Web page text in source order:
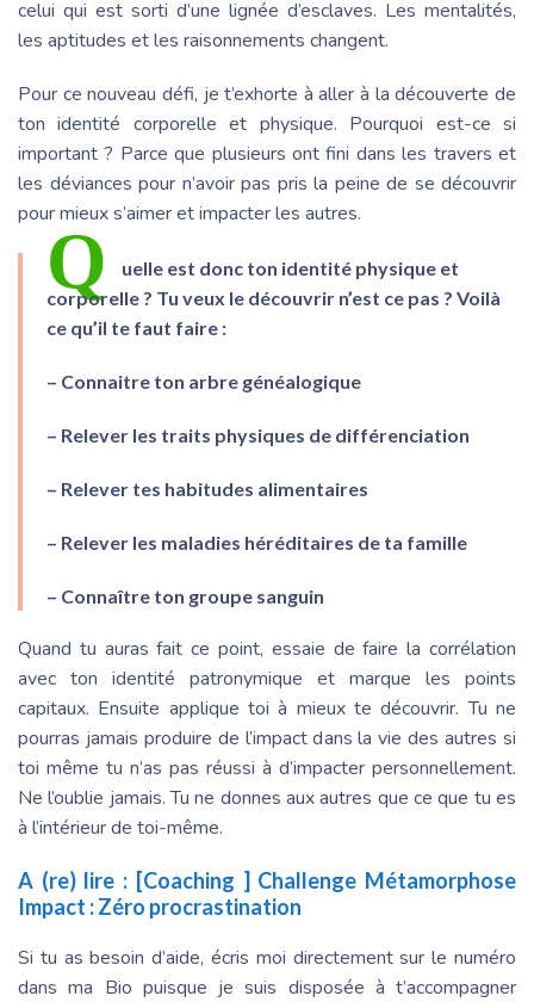
celui qui est sorti d’une lignée d’esclaves. Les mentalités,
les aptitudes et les raisonnements changent.
Pour ce nouveau défi, je t’exhorte à aller à la découverte de
ton identité corporelle et physique. Pourquoi est-ce si
important ? Parce que plusieurs ont fini dans les travers et
les déviances pour n’avoir pas pris la peine de se découvrir
pour mieux s’aimer et impacter les autres.
Q
uelle est donc ton identité physique et
corporelle ? Tu veux le découvrir n’est ce pas ? Voilà
ce qu’il te faut faire :
– Connaitre ton arbre généalogique
– Relever les traits physiques de différenciation
– Relever tes habitudes alimentaires
– Relever les maladies héréditaires de ta famille
– Connaître ton groupe sanguin
Quand tu auras fait ce point, essaie de faire la corrélation
avec ton identité patronymique et marque les points
capitaux. Ensuite applique toi à mieux te découvrir. Tu ne
pourras jamais produire de l’impact dans la vie des autres si
toi même tu n’as pas réussi à d’impacter personnellement.
Ne l’oublie jamais. Tu ne donnes aux autres que ce que tu es
à l’intérieur de toi-même.
A (re) lire : [Coaching ] Challenge Métamorphose
Impact : Zéro procrastination
Si tu as besoin d’aide, écris moi directement sur le numéro
dans ma Bio puisque je suis disposée à t’accompagner